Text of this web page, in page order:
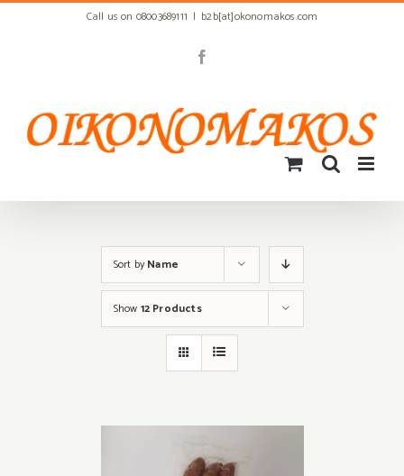
Call us on 08003689111 | b2b[at]okonomakos.com
Sort byName
Show 12 Products